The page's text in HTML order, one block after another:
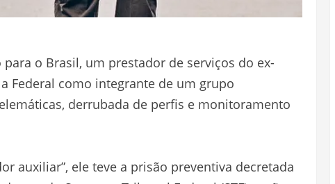
o Brasil, um prestador de serviços do ex-
Federal como integrante de um grupo
derrubada de perfis e monitoramento
auxiliar”, ele teve a prisão preventiva decretada